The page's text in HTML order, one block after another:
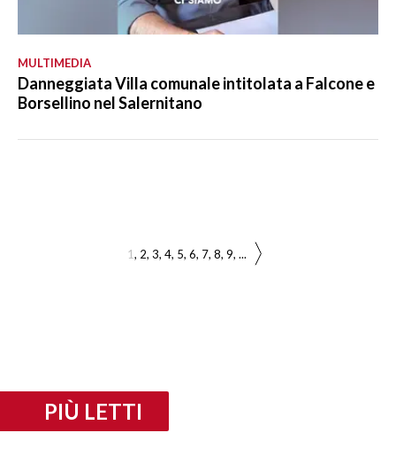
MULTIMEDIA
Danneggiata Villa comunale intitolata a Falcone e
Borsellino nel Salernitano
1 2 3 4 5 6 7 8 9 ...
PIÙ LETTI